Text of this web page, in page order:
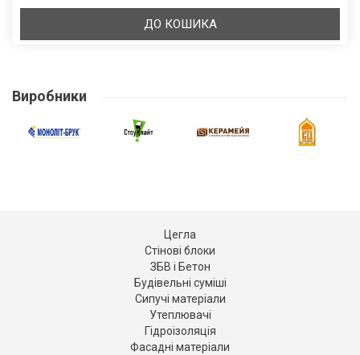
ДО КОШИКА
Виробники
Цегла
Стінові блоки
ЗБВ і Бетон
Будівельні суміші
Сипучі матеріали
Утеплювачі
Гідроізоляція
Фасадні матеріали